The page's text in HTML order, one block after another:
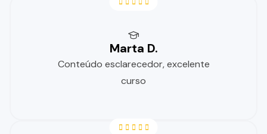
Marta D.
Conteúdo esclarecedor, excelente
curso